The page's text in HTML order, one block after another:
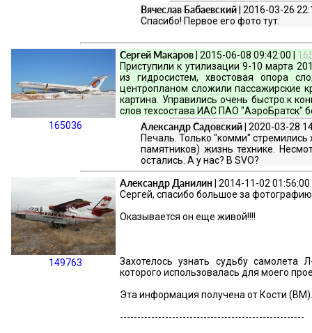
Вячеслав Бабаевский | 2016-03-26
Спасибо! Первое его фото тут.
165036
Сергей Макаров | 2015-06-08 09:42:00 |
Приступили к утилизации 9-10 марта
из гидросистем, хвостовая опора
центропланом сложили пассажирские
картина. Управились очень быстро:к
слов техсостава ИАС ПАО "АэроБратск"
Александр Садовский | 2020-03-28
Печаль. Только "комми"
памятников) жизнь технике.
остались. А у нас? В SVO?
149763
Александр Данилин | 2014-11-02
Сергей, спасибо большое за фотографию
Оказывается он еще живой!!!!
Захотелось узнать судьбу
которого использовалась для моего
Эта информация получена от Кости (ВМ).
-----------------------------------------------------